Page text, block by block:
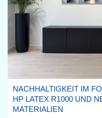
NACHHALTIGKEIT IM
HP LATEX R1000 UND
MATERIALIEN